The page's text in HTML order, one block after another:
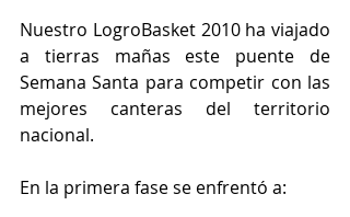
Nuestro LogroBasket 2010 ha viajado
a tierras mañas este puente de
Semana Santa para competir con las
mejores canteras del territorio
nacional.
En la primera fase se enfrentó a: